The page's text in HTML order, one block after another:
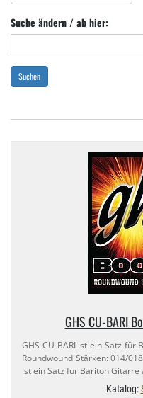
Suche ändern / ab hier:
Suchen
GHS CU-​BARI
GHS CU-​BARI ist ein Satz
Roundwound Stärken: 014/​
ist ein Satz für Bariton
Katalog: